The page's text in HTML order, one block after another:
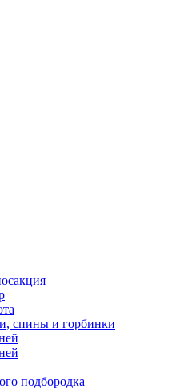
спины и горбинки
подбородка